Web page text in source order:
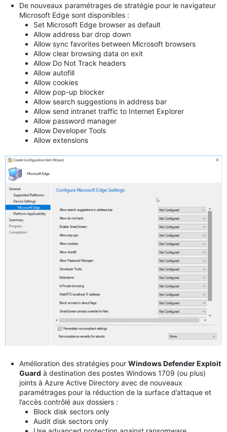
De nouveaux paramétrages de stratégie pour le navigateur
Microsoft Edge sont disponibles :
Set Microsoft Edge browser as default
Allow address bar drop down
Allow sync favorites between Microsoft browsers
Allow clear browsing data on exit
Allow Do Not Track headers
Allow autofill
Allow cookies
Allow pop-up blocker
Allow search suggestions in address bar
Allow send intranet traffic to Internet Explorer
Allow password manager
Allow Developer Tools
Allow extensions
Amélioration des stratégies pour Windows Defender Exploit
Guard à destination des postes Windows 1709 (ou plus)
joints à Azure Active Directory avec de nouveaux
paramétrages pour la réduction de la surface d’attaque et
l’accès contrôlé aux dossiers :
Block disk sectors only
Audit disk sectors only